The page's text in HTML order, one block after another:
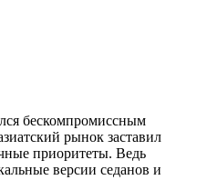
бескомпромиссным
рынок заставил
приоритеты. Ведь
версии седанов и